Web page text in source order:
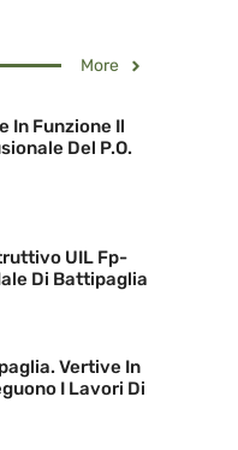
More
In Funzione Il
Del P.O.
UIL Fp-
Di Battipaglia
Vertive In
I Lavori Di